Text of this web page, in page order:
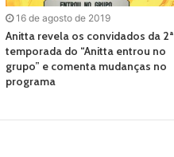
16 de agosto de 2019
Anitta revela os convidados da 2ª
temporada do “Anitta entrou no
grupo” e comenta mudanças no
programa